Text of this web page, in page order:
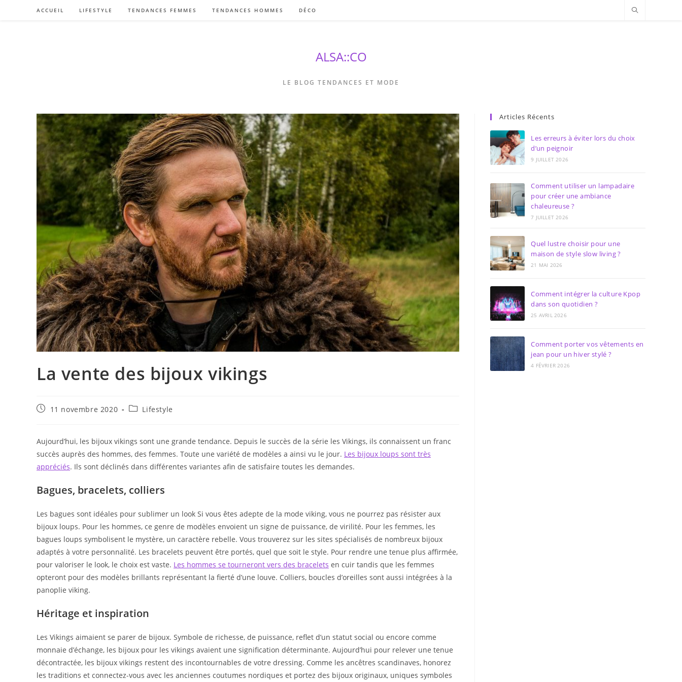
ACCUEIL LIFESTYLE TENDANCES FEMMES TENDANCES HOMMES DÉCO
ALSA::CO
LE BLOG TENDANCES ET MODE
La vente des bijoux vikings
Publication
11 novembre 2020
PostLifestyle
Aujourd’hui, les bijoux vikings sont une grande tendance. Depuis le succès de la série les Vikings, ils connaissent un franc
succès auprès des hommes, des femmes. Toute une variété de modèles a ainsi vu le jour. Les bijoux loups sont très
appréciés. Ils sont déclinés dans différentes variantes afin de satisfaire toutes les demandes.
Bagues, bracelets, colliers
Les bagues sont idéales pour sublimer un look Si vous êtes adepte de la mode viking, vous ne pourrez pas résister aux
bijoux loups. Pour les hommes, ce genre de modèles envoient un signe de puissance, de virilité. Pour les femmes, les
bagues loups symbolisent le mystère, un caractère rebelle. Vous trouverez sur les sites spécialisés de nombreux bijoux
adaptés à votre personnalité. Les bracelets peuvent être portés, quel que soit le style. Pour rendre une tenue plus affirmée,
pour valoriser le look, le choix est vaste. Les hommes se tourneront vers des bracelets en cuir tandis que les femmes
opteront pour des modèles brillants représentant la fierté d’une louve. Colliers, boucles d’oreilles sont aussi intégrées à la
panoplie viking.
Héritage et inspiration
Les Vikings aimaient se parer de bijoux. Symbole de richesse, de puissance, reflet d’un statut social ou encore comme
monnaie d’échange, les bijoux pour les vikings avaient une signification déterminante. Aujourd’hui pour relever une tenue
décontractée, les bijoux vikings restent des incontournables de votre dressing. Comme les ancêtres scandinaves, honorez
les traditions et connectez-vous avec les anciennes coutumes nordiques et portez des bijoux originaux, uniques symboles
Articles Récents
Les erreurs à éviter lors du choix
d’un peignoir
9 JUILLET 2026
Comment utiliser un lampadaire
pour créer une ambiance
chaleureuse ?
7 JUILLET 2026
Quel lustre choisir pour une
maison de style slow living ?
21 MAI 2026
Comment intégrer la culture Kpop
dans son quotidien ?
25 AVRIL 2026
Comment porter vos vêtements en
jean pour un hiver stylé ?
4 FÉVRIER 2026